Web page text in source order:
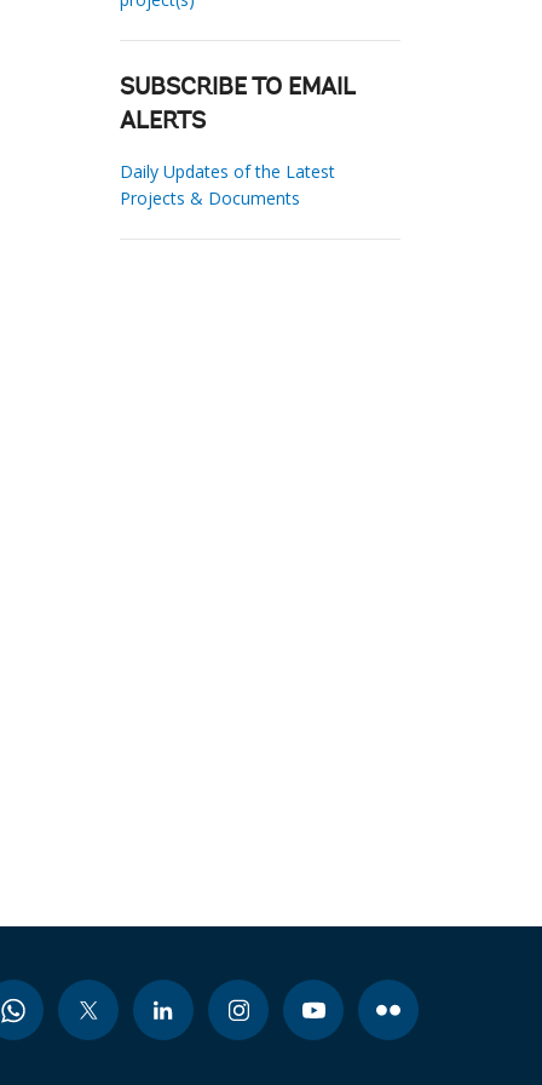
SUBSCRIBE TO EMAIL
ALERTS
Daily Updates of the Latest
Projects & Documents